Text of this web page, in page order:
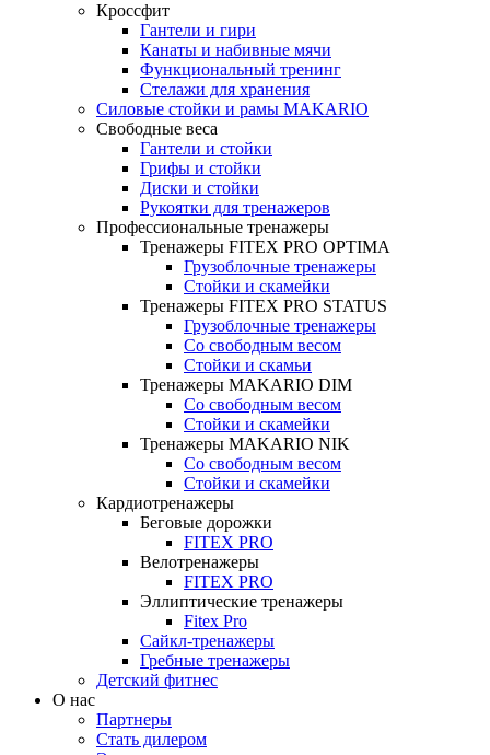
Кроссфит
Гантели и гири
Канаты и набивные мячи
Функциональный тренинг
Стелажи для хранения
Силовые стойки и рамы MAKARIO
Свободные веса
Гантели и стойки
Грифы и стойки
Диски и стойки
Рукоятки для тренажеров
Профессиональные тренажеры
Тренажеры FITEX PRO OPTIMA
Грузоблочные тренажеры
Стойки и скамейки
Тренажеры FITEX PRO STATUS
Грузоблочные тренажеры
Со свободным весом
Стойки и скамьи
Тренажеры MAKARIO DIM
Со свободным весом
Стойки и скамейки
Тренажеры MAKARIO NIK
Со свободным весом
Стойки и скамейки
Кардиотренажеры
Беговые дорожки
FITEX PRO
Велотренажеры
FITEX PRO
Эллиптические тренажеры
Fitex Pro
Сайкл-тренажеры
Гребные тренажеры
Детский фитнес
О нас
Партнеры
Стать дилером